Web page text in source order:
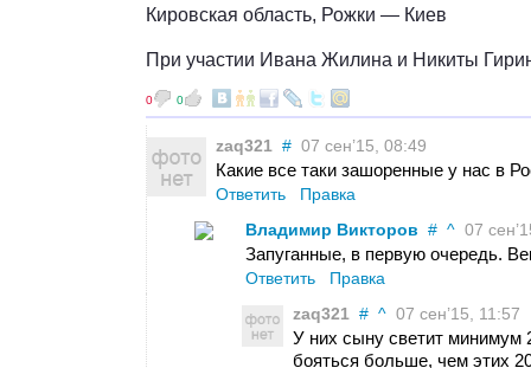
Кировская область, Рожки — Киев
При участии Ивана Жилина и Никиты
0 0
zaq321 # 07 сен’15, 08:49
Какие все таки зашоренные у нас в
Ответить
Правка
Владимир Викторов # ^ 07
Запуганные, в первую очередь.
Ответить
Правка
zaq321 # ^ 07 сен’15, 11:57
У них сыну светит минимум
бояться больше, чем этих